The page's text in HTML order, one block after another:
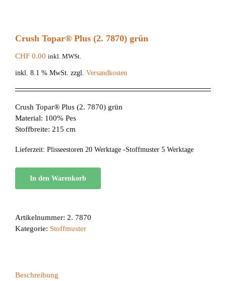
Crush Topar® Plus (2. 7870) grün
CHF 0.00 inkl. MWSt.
inkl. 8.1 % MwSt. zzgl. Versandkosten
Crush Topar® Plus (2. 7870) grün
Material: 100% Pes
Stoffbreite: 215 cm
Lieferzeit: Plisseestoren 20 Werktage -Stoffmuster 5 Werktage
In den Warenkorb
Artikelnummer: 2. 7870
Kategorie: Stoffmuster
Beschreibung